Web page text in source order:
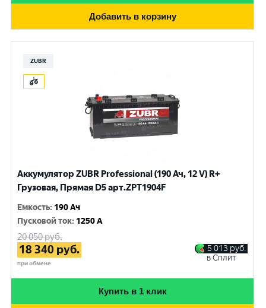
Добавить в корзину
ZUBR
Аккумулятор ZUBR Professional (190 Ач, 12 V) R+
Грузовая, Прямая D5 арт.ZPT1904F
Емкость: 190 Ач
Пусковой ток: 1250 A
20 050руб.
18 340 руб.
при обмене
5 013 руб.
в Сплит
Купить в 1 клик